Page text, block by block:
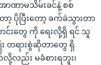
ဏာမသိမ်းခင်နဲ့ စစ်
ာ့ ပိုပြီးတော့ ခက်ခဲသွားတာ
းတွေ ကို ရေးလို့ရှိ ရင် သူ
တရားစွဲဆိုတာတွေ ရှိ
လည်း မခံစားရဘူး၊